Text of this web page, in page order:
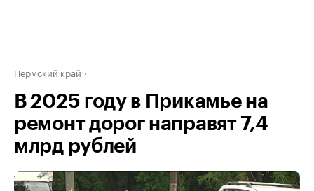
Пермский край
В 2025 году в Прикамье на
ремонт дорог направят 7,4
млрд рублей